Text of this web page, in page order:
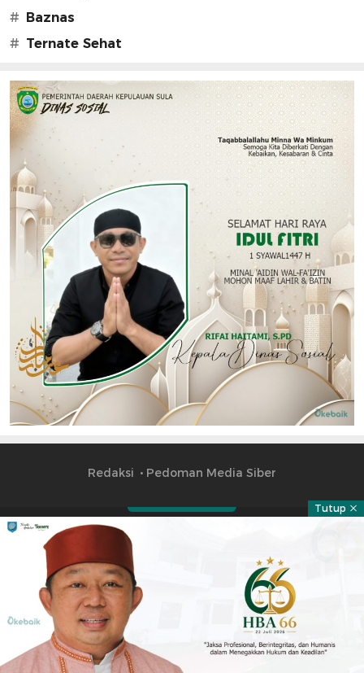
# Baznas
# Ternate Sehat
Redaksi Pedoman Media Siber
Copyright © 2023 okebai.id | All right reserved
Tutup